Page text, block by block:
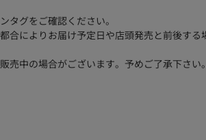
グをご確認ください。
合によりお届け予定日や店頭発売と前後する
中の場合がございます。予めご了承下さい。